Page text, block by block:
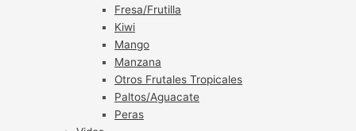
Fresa/Frutilla
Kiwi
Mango
Manzana
Otros Frutales Tropicales
Paltos/Aguacate
Peras